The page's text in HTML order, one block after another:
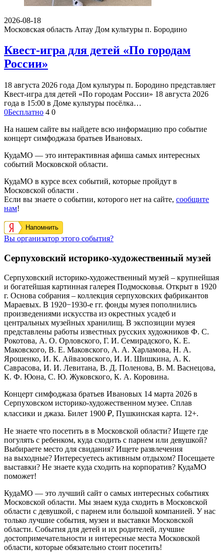
2026-08-18
Московская область Array Дом культуры п. Бородино
Квест-игра для детей «По городам
России»
18 августа 2026 года Дом культуры п. Бородино представляет
Квест-игра для детей «По городам России» 18 августа 2026
года в 15:00 в Доме культуры посёлка…
0Бесплатно 4 0
На нашем сайте вы найдете всю информацию про событие
концерт симфоджаза братьев Ивановых.
КудаМО — это интерактивная афиша самых интересных
событий Московской области.
КудаМО в курсе всех событий, которые пройдут в
Московской области .
Если вы знаете о событии, которого нет на сайте, сообщите
нам!
Напомнить
Вы организатор этого события?
Серпуховский историко-художественный музей
Серпуховский историко-художественный музей – крупнейшая
и богатейшая картинная галерея Подмосковья. Открыт в 1920
г. Основа собрания – коллекция серпуховских фабрикантов
Мараевых. В 1920−1930-е гг. фонды музея пополнились
произведениями искусства из окрестных усадеб и
центральных музейных хранилищ. В экспозиции музея
представлены работы известных русских художников Ф. С.
Рокотова, А. О. Орловского, Г. И. Семирадского, К. Е.
Маковского, В. Е. Маковского, А. А. Харламова, Н. А.
Ярошенко, И. К. Айвазовского, И. И. Шишкина, А. К.
Саврасова, И. И. Левитана, В. Д. Поленова, В. М. Васнецова,
К. Ф. Юона, С. Ю. Жуковского, К. А. Коровина.
Концерт симфоджаза братьев Ивановых 14 марта 2026 в
Серпуховском историко-художественном музее. Сплав
классики и джаза. Билет 1900 ₽, Пушкинская карта. 12+.
Не знаете что посетить в в Московской области? Ищете где
погулять с ребенком, куда сходить с парнем или девушкой?
Выбираете место для свидания? Ищете развлечения
на выходные? Интересуетесь активным отдыхом? Посещаете
выставки? Не знаете куда сходить на корпоратив? КудаМО
поможет!
КудаМО — это лучший сайт о самых интересных событиях
Московской области. Мы знаем куда сходить в Московской
области с девушкой, с парнем или большой компанией. У нас
только лучшие события, музеи и выставки Московской
области. События для детей и их родителей, лучшие
достопримечательности и интересные места Московской
области, которые обязательно стоит посетить!